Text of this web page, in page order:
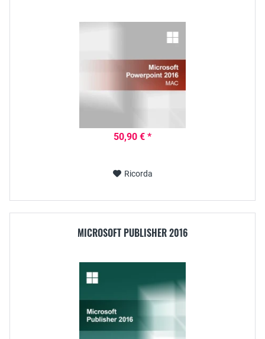
50,90 € *
Ricorda
MICROSOFT PUBLISHER 2016